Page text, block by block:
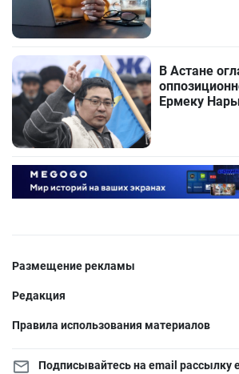
В Астане
Ермеку
Размещение рекламы
Редакция
Правила использования материалов
Подписывайтесь на email рассылку